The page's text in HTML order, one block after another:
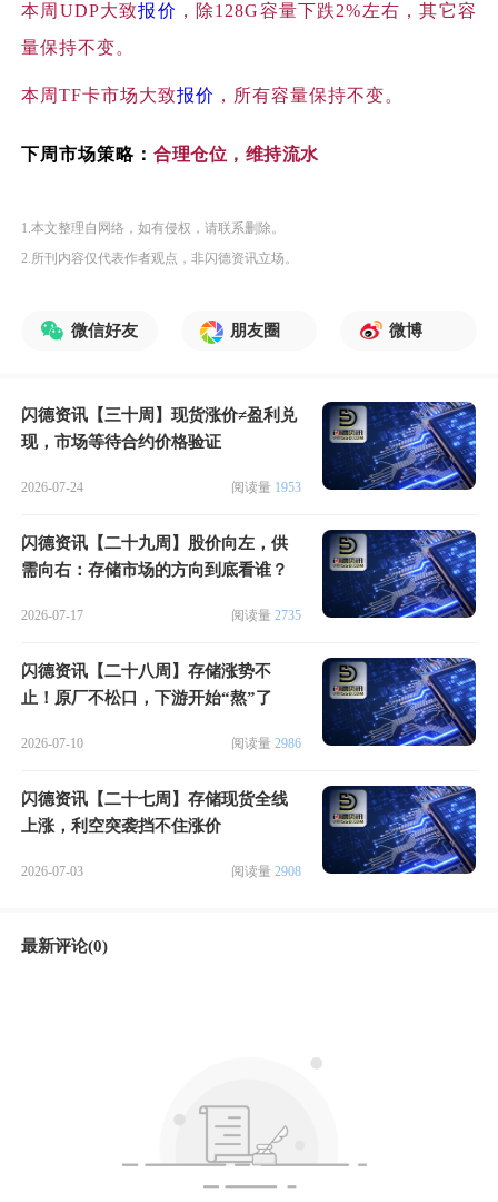
本周 UDP大致报价 ，除128G容量下跌2%左右，其它容
量保持不变。
本周TF卡市场大致报价 ，所有容量保持不变。
下周市场策略：合理仓位，维持流水
1.本文整理自网络，如有侵权，请联系删除。
2.所刊内容仅代表作者观点，非闪德资讯立场。
微信好友 朋友圈 微博
闪德资讯【三十周】现货涨价≠盈利兑
现，市场等待合约价格验证
2026-07-24 阅读量 1953
闪德资讯【二十九周】股价向左，供
需向右：存储市场的方向到底看谁？
2026-07-17 阅读量 2735
闪德资讯【二十八周】存储涨势不
止！原厂不松口，下游开始“熬”了
2026-07-10 阅读量 2986
闪德资讯【二十七周】存储现货全线
上涨，利空突袭挡不住涨价
2026-07-03 阅读量 2908
最新评论(0)